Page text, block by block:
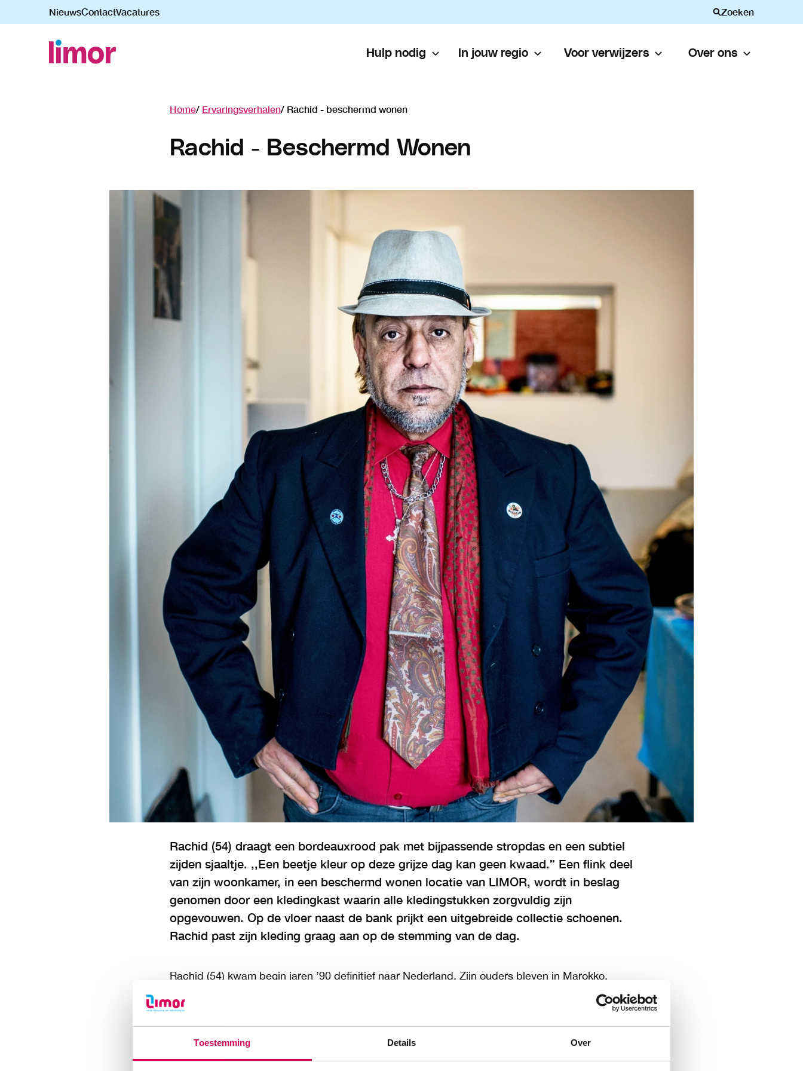
Toestemming Details Over
Navigatie
overslaan
NieuwsContactVacatures Zoeken
Hulp nodig In jouw regio Voor verwijzers Over ons
Home Ervaringsverhalen Rachid - beschermd wonen
Rachid - Beschermd Wonen
Rachid (54) draagt een bordeauxrood pak met bijpassende stropdas en een subtiel
zijden sjaaltje. ,,Een beetje kleur op deze grijze dag kan geen kwaad.” Een flink deel
van zijn woonkamer, in een beschermd wonen locatie van LIMOR, wordt in beslag
genomen door een kledingkast waarin alle kledingstukken zorgvuldig zijn
opgevouwen. Op de vloer naast de bank prijkt een uitgebreide collectie schoenen.
Rachid past zijn kleding graag aan op de stemming van de dag.
Rachid (54) kwam begin jaren ’90 definitief naar Nederland. Zijn ouders bleven in Marokko.
Rachid werkte naar tevredenheid bij Van der Valk, zijn zussen woonden ook in Nederland,
eigenlijk ging alles best aardig in het leven van Rachid. Maar toen werd hij ziek. ,,Psychisch
Geestelijke gezondheidszorg